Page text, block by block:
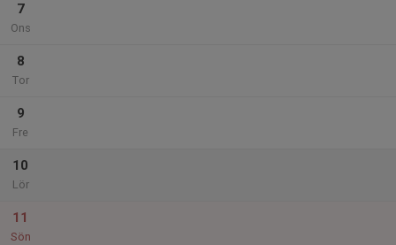
7
Ons
8
Tor
9
Fre
10
Lör
11
Sön